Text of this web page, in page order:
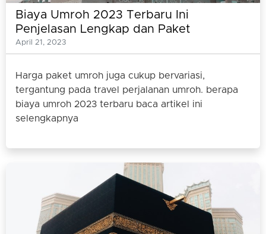
Biaya Umroh 2023 Terbaru Ini
Penjelasan Lengkap dan Paket
Umrohnya
April 21, 2023
Harga paket umroh juga cukup bervariasi,
tergantung pada travel perjalanan umroh. berapa
biaya umroh 2023 terbaru baca artikel ini
selengkapnya